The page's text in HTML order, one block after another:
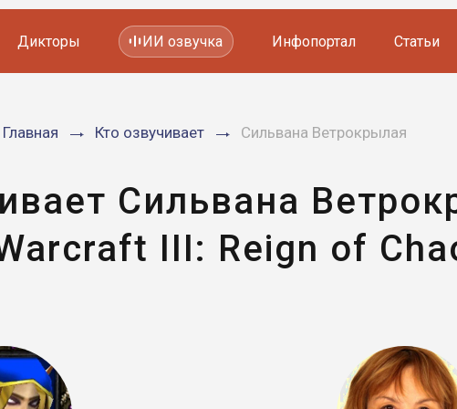
Мультфильмов
Дикторы ИИ озвучка Инфопортал Статьи
Главная Кто озвучивает Сильвана Ветрокрылая
Сильвана
III: Reign of